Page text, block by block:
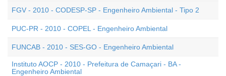
FGV - 2010 - CODESP-SP - Engenheiro Ambiental - Tipo 2
PUC-PR - 2010 - COPEL - Engenheiro Ambiental
FUNCAB - 2010 - SES-GO - Engenheiro Ambiental
Instituto AOCP - 2010 - Prefeitura de Camaçari - BA -
Engenheiro Ambiental